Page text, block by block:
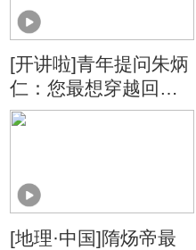
[开讲啦]青年提问朱炳
仁：您最想穿越回哪
个时期 跟谁对话？
[地理·中国]隋炀帝最